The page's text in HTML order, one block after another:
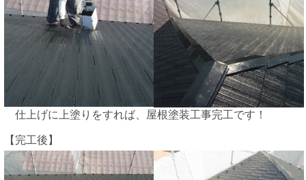
仕上げに上塗りをすれば、屋根塗装工事完工です！
【完工後】